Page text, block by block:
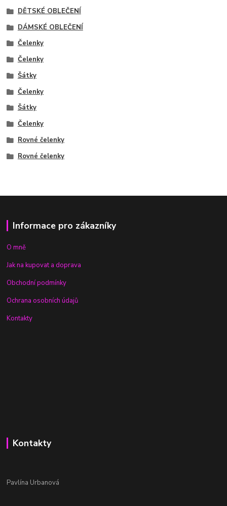
DĚTSKÉ OBLEČENÍ
DÁMSKÉ OBLEČENÍ
Čelenky
Čelenky
Šátky
Čelenky
Šátky
Čelenky
Rovné čelenky
Rovné čelenky
Informace pro zákazníky
O mně
Jak na kupovat a doprava
Obchodní podmínky
Ochrana osobních údajů
Kontakty
Kontakty
Pavlína Urbanová